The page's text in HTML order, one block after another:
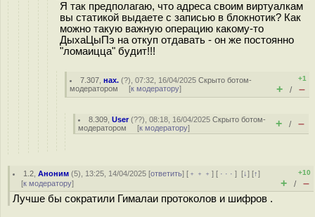
Я так предполагаю, что адреса своим виртуалкам
вы статикой выдаете с записью в блокнотик? Как
можно такую важную операцию какому-то
ДыхаЦыПэ на откуп отдавать - он же постоянно
"ломаицца" будит!!!
7.307 ,нах. (?), 07:32, 16/04/2025Скрыто ботом-
модератором [к модератору]
+1
+ / –
8.309 ,User(??), 08:18, 16/04/2025Скрыто ботом-
модератором [к модератору] + / –
1.2 ,Аноним (5), 13:25, 14/04/2025 [ответить] [ ﹢﹢﹢] [ · · ·][↓] [↑]
[к модератору]
+10
+ / –
Лучше бы сократили Гималаи протоколов и шифров .